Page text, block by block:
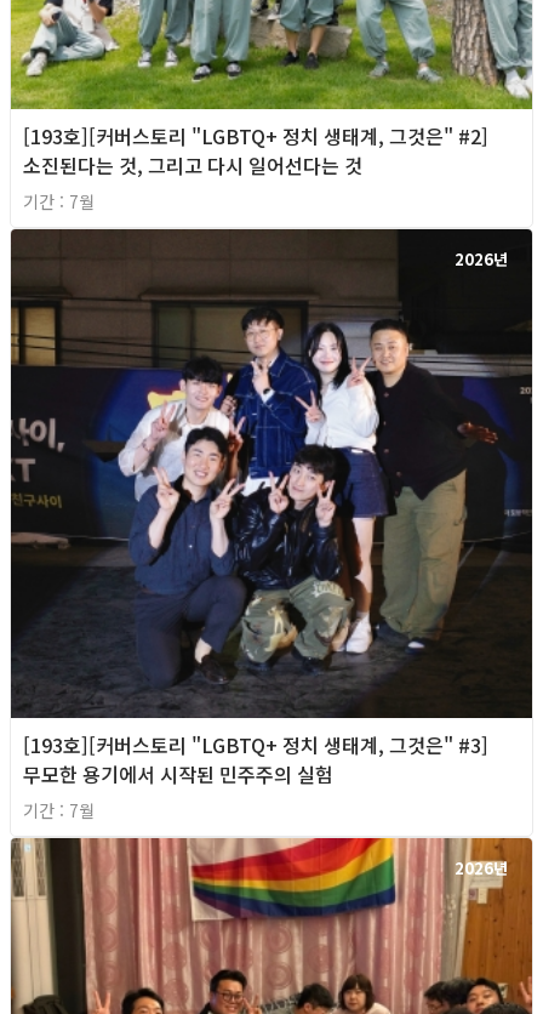
[193호][커버스토리 "LGBTQ+ 정치 생태계, 그것은" #2]
소진된다는 것, 그리고 다시 일어선다는 것
기간 : 7월
2026년
[193호][커버스토리 "LGBTQ+ 정치 생태계, 그것은" #3]
무모한 용기에서 시작된 민주주의 실험
기간 : 7월
2026년